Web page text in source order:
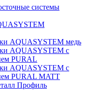
системы
AQUASYSTEM медь
AQUASYSTEM с
PURAL
AQUASYSTEM с
PURAL MATT
Профиль